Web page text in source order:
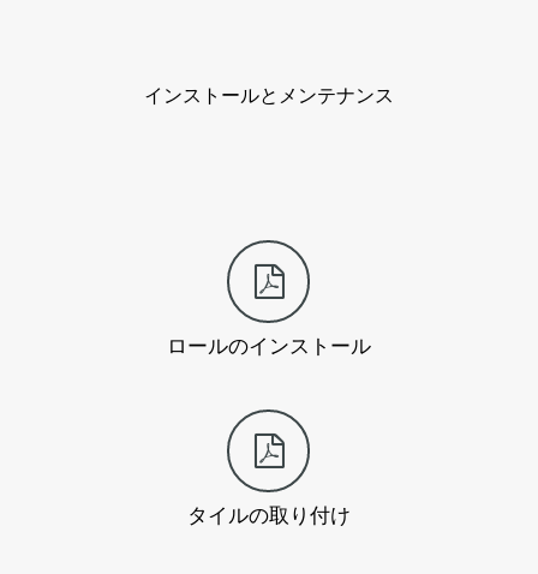
インストールとメンテナンス
ロールのインストール
タイルの取り付け